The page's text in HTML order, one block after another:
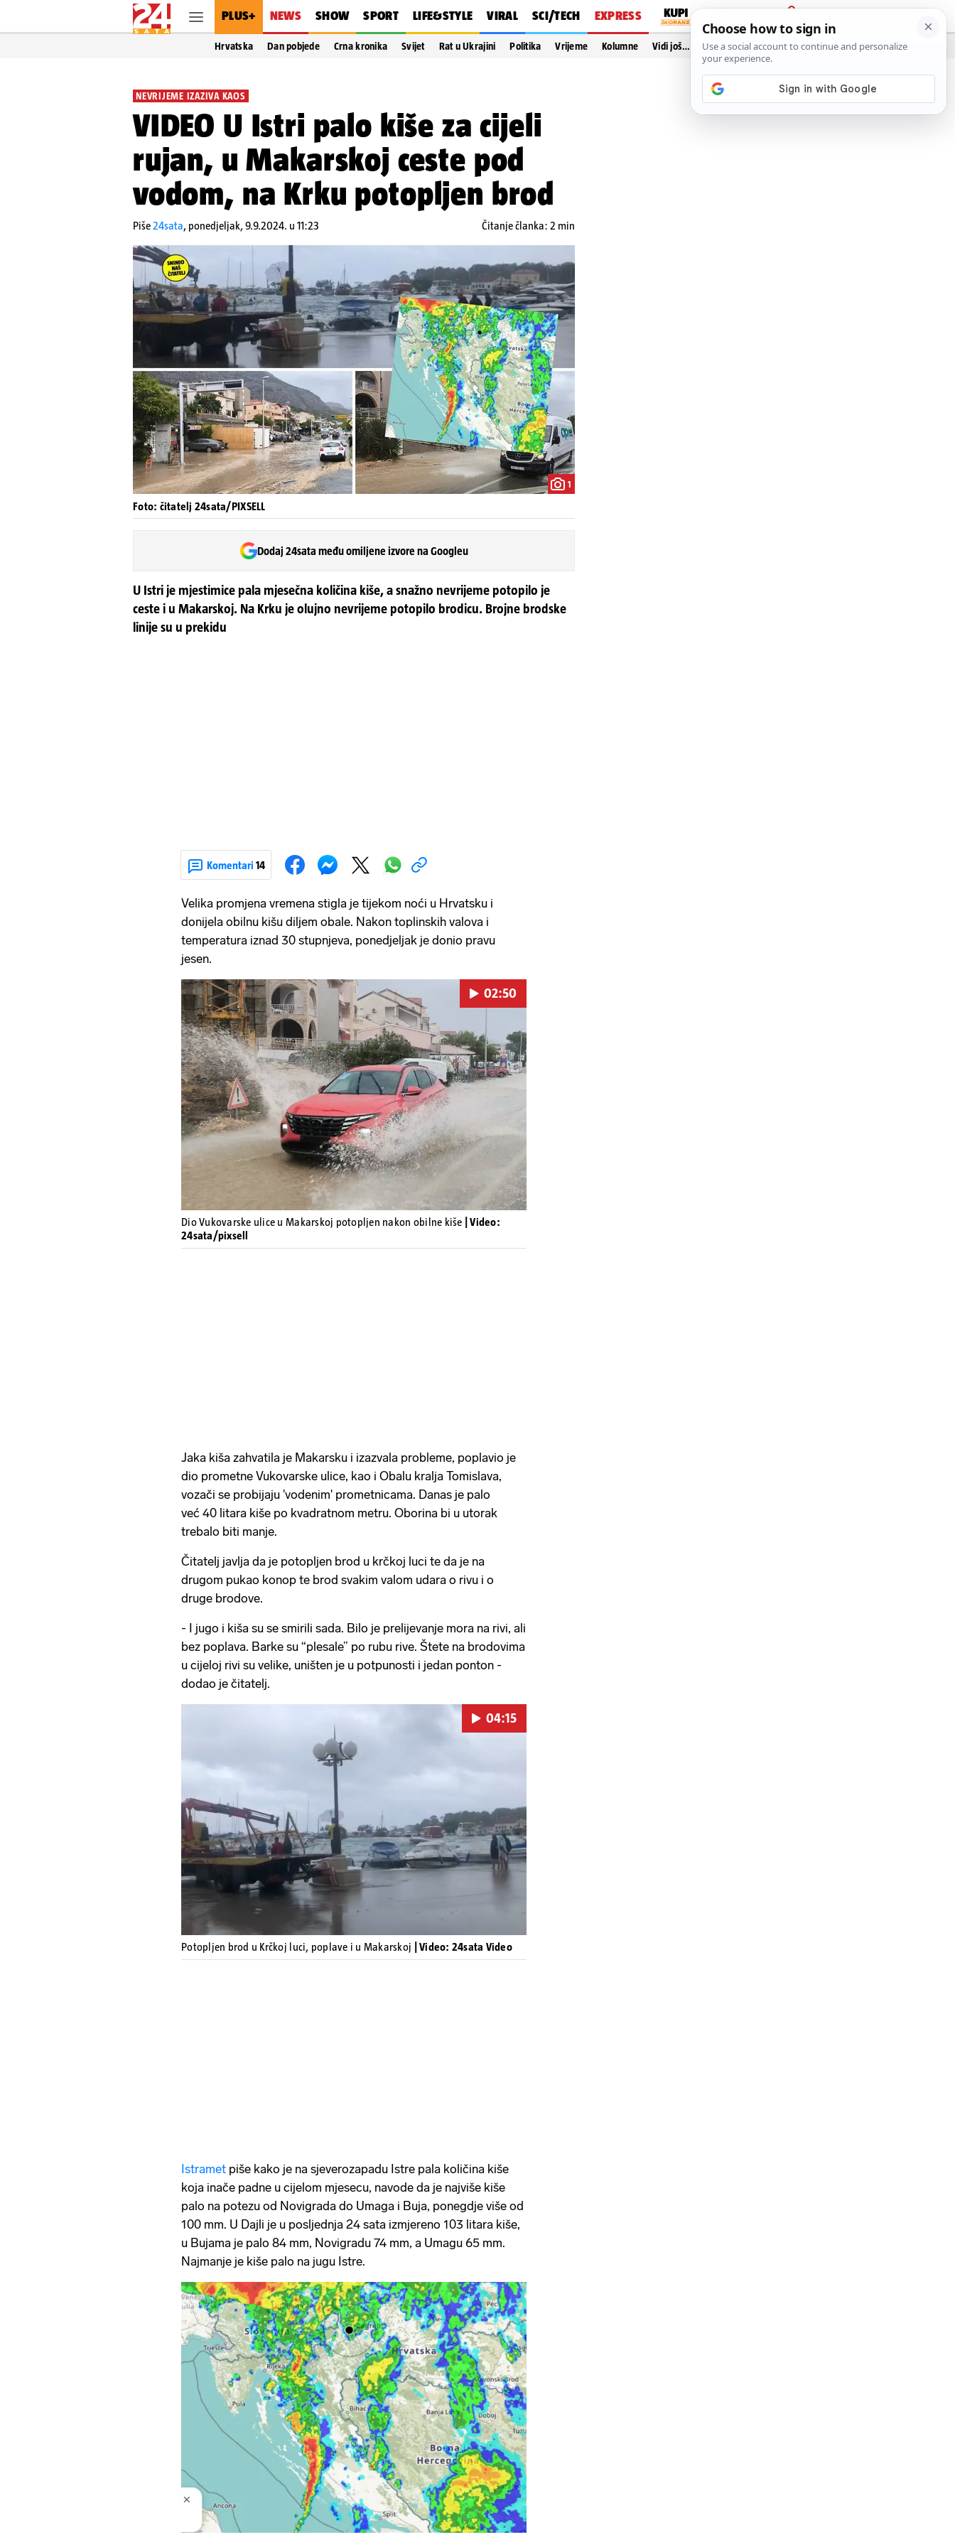
PLUS+ NEWS SHOW SPORT LIFE&STYLE VIRAL SCI/TECH EXPRESS
PRIJAVA
Hrvatska Dan pobjede Crna kronika Svijet Rat u Ukrajini Politika Vrijeme Kolumne Vidi još…
NEVRIJEME IZAZIVA KAOS
VIDEO U Istri palo kiše za cijeli
rujan, u Makarskoj ceste pod
vodom, na Krku potopljen brod
Piše24sata, ponedjeljak, 9.9.2024. u 11:23 Čitanje članka: 2 min
1
Foto: čitatelj 24sata/PIXSELL
Dodaj 24sata među omiljene izvore na Googleu
U Istri je mjestimice pala mjesečna količina kiše, a snažno nevrijeme potopilo je
ceste i u Makarskoj. Na Krku je olujno nevrijeme potopilo brodicu. Brojne brodske
linije su u prekidu
Komentari 14
Velika promjena vremena stigla je tijekom noći u Hrvatsku i
donijela obilnu kišu diljem obale. Nakon toplinskih valova i
temperatura iznad 30 stupnjeva, ponedjeljak je donio pravu
jesen.
Pokretanje videa...
02:50
Dio Vukovarske ulice u Makarskoj potopljen nakon obilne kiše
| Video:
24sata/pixsell
Jaka kiša zahvatila je Makarsku i izazvala probleme, poplavio je
dio prometne Vukovarske ulice, kao i Obalu kralja Tomislava,
vozači se probijaju 'vodenim' prometnicama. Danas je palo
već 40 litara kiše po kvadratnom metru. Oborina bi u utorak
trebalo biti manje.
Čitatelj javlja da je potopljen brod u krčkoj luci te da je na
drugom pukao konop te brod svakim valom udara o rivu i o
druge brodove.
- I jugo i kiša su se smirili sada. Bilo je prelijevanje mora na rivi, ali
bez poplava. Barke su “plesale” po rubu rive. Štete na brodovima
u cijeloj rivi su velike, uništen je u potpunosti i jedan ponton -
dodao je čitatelj.
Pokretanje videa...
04:15
Potopljen brod u Krčkoj luci, poplave i u Makarskoj | Video: 24sata Video
Istramet piše kako je na sjeverozapadu Istre pala količina kiše
koja inače padne u cijelom mjesecu, navode da je najviše kiše
palo na potezu od Novigrada do Umaga i Buja, ponegdje više od
100 mm. U Dajli je u posljednja 24 sata izmjereno 103 litara kiše,
u Bujama je palo 84 mm, Novigradu 74 mm, a Umagu 65 mm.
Najmanje je kiše palo na jugu Istre.